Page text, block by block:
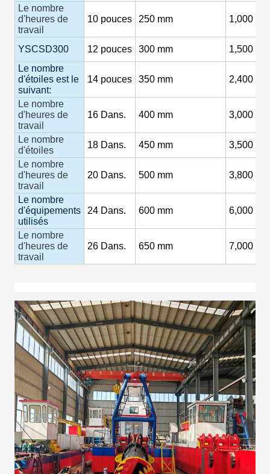
Le nombre
d'heures de
travail
10 pouces 250 mm 1,000
YSCSD300 12 pouces 300 mm 1,500
Le nombre
d'étoiles est le
suivant:
14 pouces 350 mm 2,400
Le nombre
d'heures de
travail
16 Dans. 400 mm 3,000
Le nombre
d'étoiles
18 Dans. 450 mm 3,500
Le nombre
d'heures de
travail
20 Dans. 500 mm 3,800
Le nombre
d'équipements
utilisés
24 Dans. 600 mm 6,000
Le nombre
d'heures de
travail
26 Dans. 650 mm 7,000